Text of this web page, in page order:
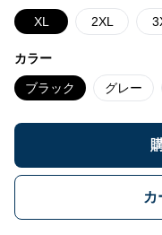
XL 2XL
カラー
ブラック グレー
カ